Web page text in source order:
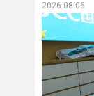
2026-08-06